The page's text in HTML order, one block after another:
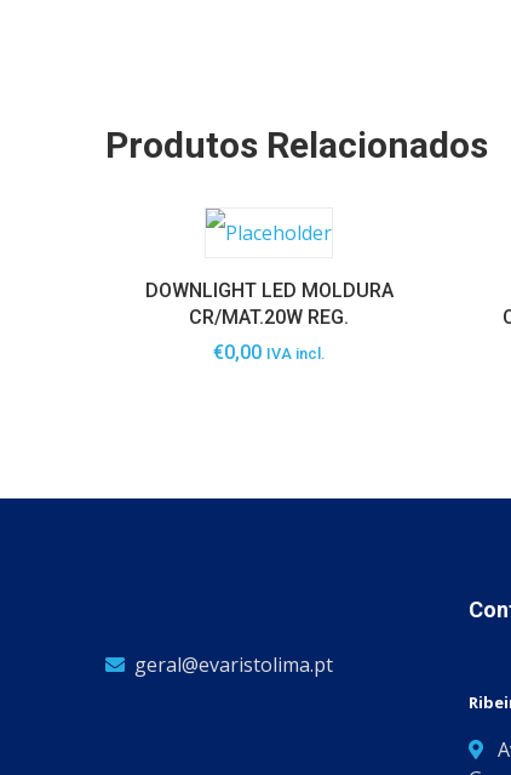
Produtos Relacionados
DOWNLIGHT LED MOLDURA
CR/MAT.20W REG.
€0,00 IVA incl.
geral@evaristolima.pt